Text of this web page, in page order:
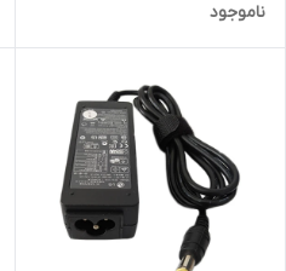
مانیتور سامسونگ
ناموجود